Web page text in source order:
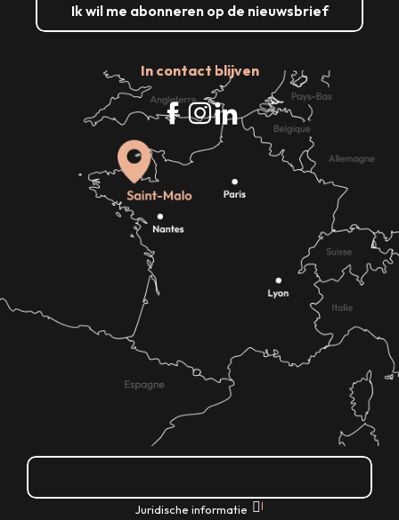
Ik wil me abonneren op de nieuwsbrief
In contact blijven
Juridische informatie
|